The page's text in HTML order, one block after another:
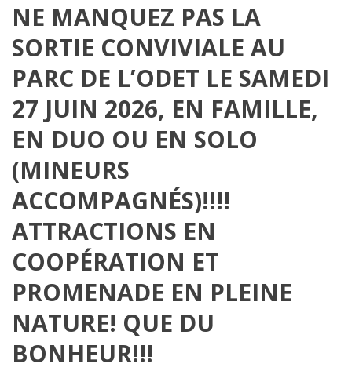
NE MANQUEZ PAS LA
SORTIE CONVIVIALE AU
PARC DE L’ODET LE SAMEDI
27 JUIN 2026, EN FAMILLE,
EN DUO OU EN SOLO
(MINEURS
ACCOMPAGNÉS)!!!!
ATTRACTIONS EN
COOPÉRATION ET
PROMENADE EN PLEINE
NATURE! QUE DU
BONHEUR!!!